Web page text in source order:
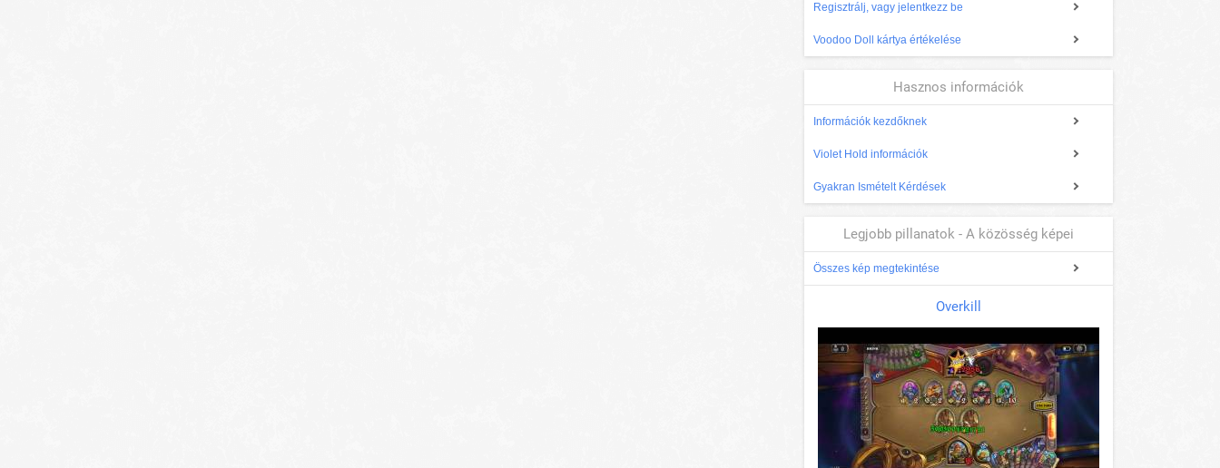
Regisztrálj, vagy jelentkezz be
Voodoo Doll kártya értékelése
Hasznos információk
Információk kezdőknek
Violet Hold információk
Gyakran Ismételt Kérdések
Legjobb pillanatok - A közösség képei
Összes kép megtekintése
Overkill